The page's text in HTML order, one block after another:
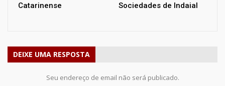
Catarinense
Sociedades de Indaial
DEIXE UMA RESPOSTA
Seu endereço de email não será publicado.